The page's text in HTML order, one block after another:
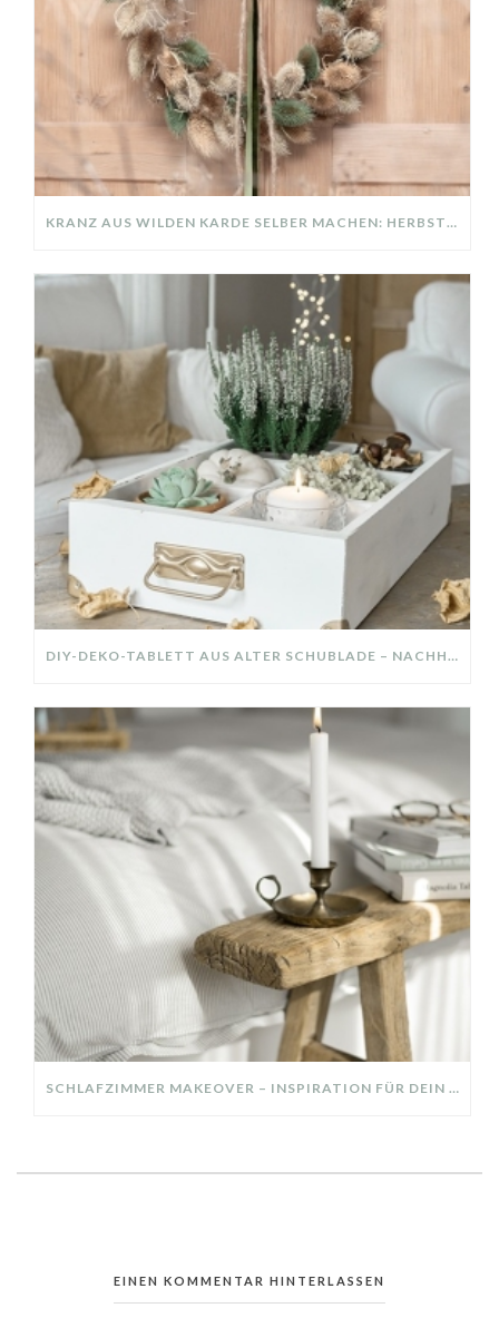
KRANZ AUS WILDEN KARDE SELBER MACHEN: HERBSTDEKO GANZ EINFACH
DIY-DEKO-TABLETT AUS ALTER SCHUBLADE – NACHHALTIGE HERBSTDEKO SELBER MACHEN!
SCHLAFZIMMER MAKEOVER – INSPIRATION FÜR DEIN SCHLAFZIMMER: AUS ALT MACH NEU – HELL, GEMÜTLICH UND EINLADEND
EINEN KOMMENTAR HINTERLASSEN